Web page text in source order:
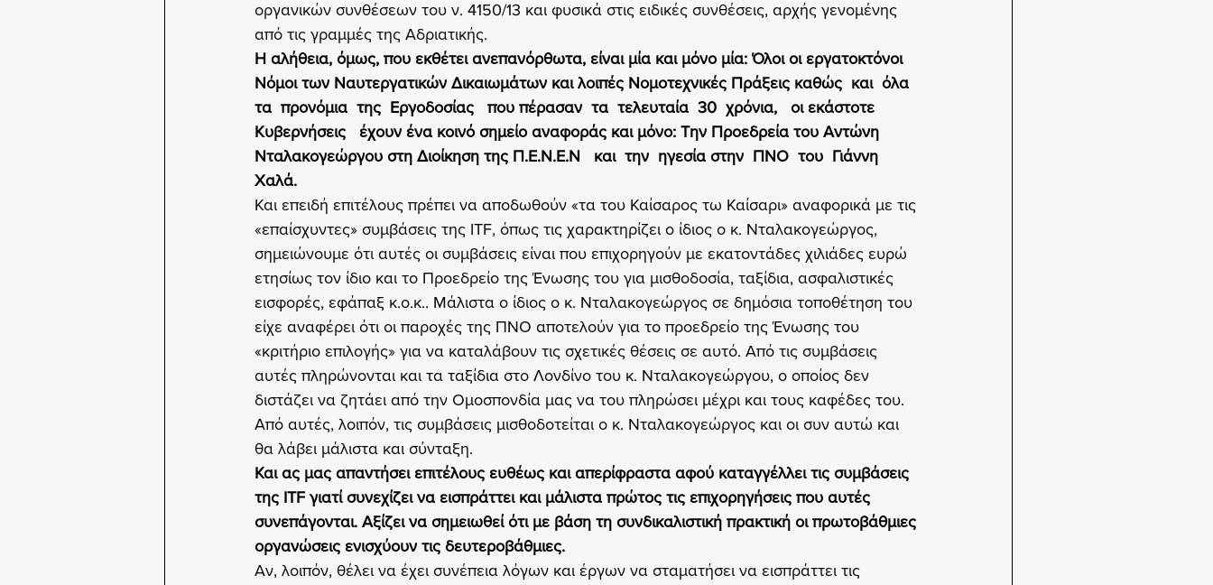
οργανικών συνθέσεων του ν. 4150/13 και φυσικά στις ειδικές συνθέσεις, αρχής γενομένης
από τις γραμμές της Αδριατικής.
Η αλήθεια, όμως, που εκθέτει ανεπανόρθωτα, είναι μία και μόνο μία: Όλοι οι εργατοκτόνοι
Νόμοι των Ναυτεργατικών Δικαιωμάτων και λοιπές Νομοτεχνικές Πράξεις καθώς  και  όλα
τα  προνόμια  της  Εργοδοσίας   που πέρασαν  τα  τελευταία  30  χρόνια,   οι εκάστοτε
Κυβερνήσεις   έχουν ένα κοινό σημείο αναφοράς και μόνο: Την Προεδρεία του Αντώνη
Νταλακογεώργου στη Διοίκηση της Π.Ε.Ν.Ε.Ν   και  την  ηγεσία στην  ΠΝΟ  του  Γιάννη
Χαλά.
Και επειδή επιτέλους πρέπει να αποδωθούν «τα του Καίσαρος τω Καίσαρι» αναφορικά με τις
«επαίσχυντες» συμβάσεις της ITF, όπως τις χαρακτηρίζει ο ίδιος ο κ. Νταλακογεώργος,
σημειώνουμε ότι αυτές οι συμβάσεις είναι που επιχορηγούν με εκατοντάδες χιλιάδες ευρώ
ετησίως τον ίδιο και το Προεδρείο της Ένωσης του για μισθοδοσία, ταξίδια, ασφαλιστικές
εισφορές, εφάπαξ κ.ο.κ.. Μάλιστα ο ίδιος ο κ. Νταλακογεώργος σε δημόσια τοποθέτηση του
είχε αναφέρει ότι οι παροχές της ΠΝΟ αποτελούν για το προεδρείο της Ένωσης του
«κριτήριο επιλογής» για να καταλάβουν τις σχετικές θέσεις σε αυτό. Από τις συμβάσεις
αυτές πληρώνονται και τα ταξίδια στο Λονδίνο του κ. Νταλακογεώργου, ο οποίος δεν
διστάζει να ζητάει από την Ομοσπονδία μας να του πληρώσει μέχρι και τους καφέδες του.
Από αυτές, λοιπόν, τις συμβάσεις μισθοδοτείται ο κ. Νταλακογεώργος και οι συν αυτώ και
θα λάβει μάλιστα και σύνταξη.
Και ας μας απαντήσει επιτέλους ευθέως και απερίφραστα αφού καταγγέλλει τις συμβάσεις
της ITF γιατί συνεχίζει να εισπράττει και μάλιστα πρώτος τις επιχορηγήσεις που αυτές
συνεπάγονται. Αξίζει να σημειωθεί ότι με βάση τη συνδικαλιστική πρακτική οι πρωτοβάθμιες
οργανώσεις ενισχύουν τις δευτεροβάθμιες.
Αν, λοιπόν, θέλει να έχει συνέπεια λόγων και έργων να σταματήσει να εισπράττει τις